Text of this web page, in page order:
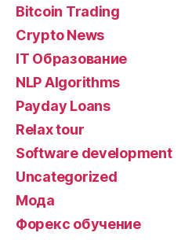
Bitcoin Trading
Crypto News
IT Образование
NLP Algorithms
Payday Loans
Relax tour
Software development
Uncategorized
Мода
Форекс обучение